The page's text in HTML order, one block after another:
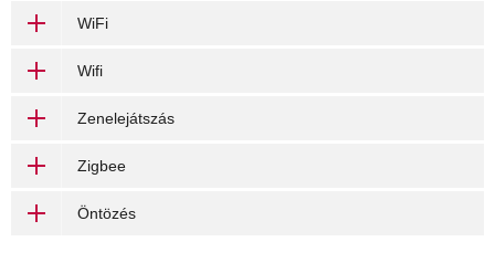
WiFi
Wifi
Zenelejátszás
Zigbee
Öntözés